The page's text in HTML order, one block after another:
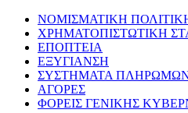
ΝΟΜΙΣΜΑΤΙΚΗ
ΧΡΗΜΑΤΟΠΙΣΤΩΤΙΚΗ
ΕΠΟΠΤΕΙΑ
ΕΞΥΓΙΑΝΣΗ
ΣΥΣΤΗΜΑΤΑ
ΑΓΟΡΕΣ
ΦΟΡΕΙΣ ΓΕΝΙΚΗΣ